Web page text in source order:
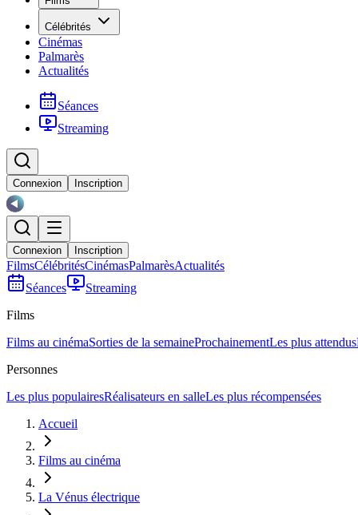
Célébrités
Cinémas
Palmarès
Actualités
Séances
Streaming
Connexion Inscription
Connexion Inscription
FilmsCélébritésCinémasPalmarèsActualités
Séances
Streaming
Films
Films au cinémaSorties de la semaineProchainementLes plus attendus
Personnes
Les plus populairesRéalisateurs en salleLes plus récompensées
Accueil
Films au cinéma
La Vénus électrique